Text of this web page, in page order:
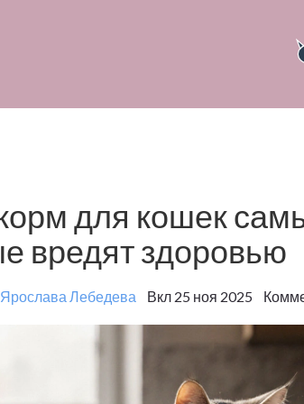
для кошек
вредят здоровью
Ярослава Лебедева Вкл 25 ноя 2025